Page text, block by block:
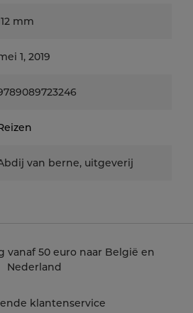
het levensverhaal van
en meditatieve teksten.
birgittijnse spiritualiteit te
mm
1, 2019
van berne, uitgeverij
vanaf 50 euro naar België en
Nederland
klantenservice